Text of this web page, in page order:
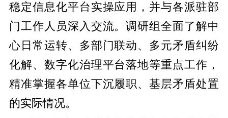
稳定信息化平台实操应用，并与各派驻部
门工作人员深入交流。调研组全面了解中
心日常运转、多部门联动、多元矛盾纠纷
化解、数字化治理平台落地等重点工作，
精准掌握各单位下沉履职、基层矛盾处置
的实际情况。